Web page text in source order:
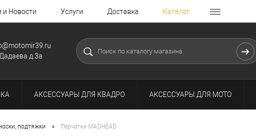
и Новости Услуги Доставка Каталог
д.3а
АКСЕССУАРЫ ДЛЯ КВАДРО АКСЕССУАРЫ ДЛЯ МОТО
подтяжки • Перчатки MADHEAD